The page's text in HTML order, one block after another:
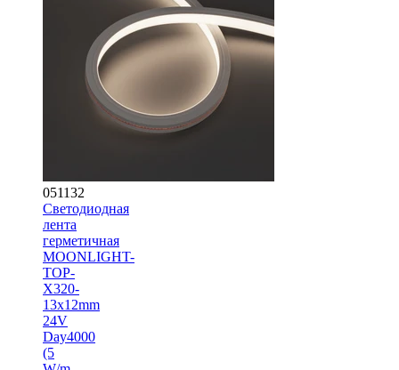
051132
Светодиодная
лента
герметичная
MOONLIGHT-
TOP-
X320-
13x12mm
24V
Day4000
(5